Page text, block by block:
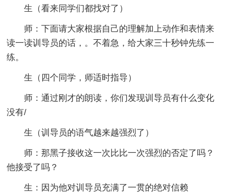
生（看来同学们都找对了）
师：下面请大家根据自己的理解加上动作和表情来
读一读训导员的话，。不着急，给大家三十秒钟先练一
练。
生（四个同学，师适时指导）
师：通过刚才的朗读，你们发现训导员有什么变化
没有/
生（训导员的语气越来越强烈了）
师：那黑子接收这一次比比一次强烈的否定了吗？
他接受了吗？
生：因为他对训导员充满了一贯的绝对信赖